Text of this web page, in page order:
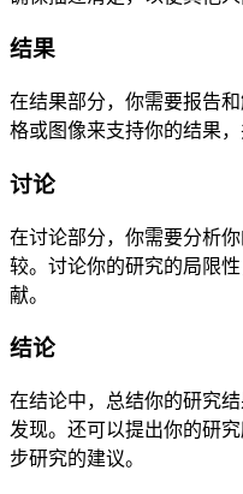
结果
在结果部分，你需要报告
格或图像来支持你的结果
讨论
在讨论部分，你需要分析
较。讨论你的研究的局限
献。
结论
在结论中，总结你的研究
发现。还可以提出你的研
步研究的建议。